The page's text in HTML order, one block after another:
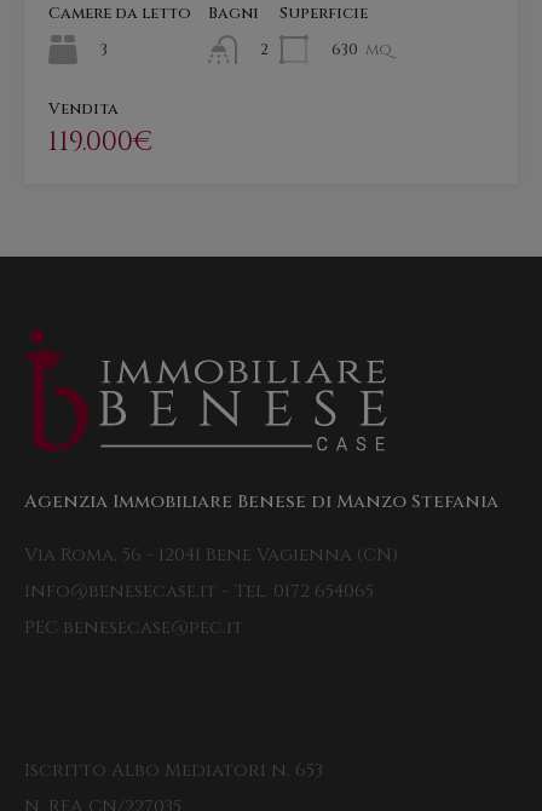
Camere da letto
3
Bagni
2
Superficie
630 mq
Vendita
119.000€
Agenzia Immobiliare Benese di Manzo Stefania
Via Roma, 56 - 12041 Bene Vagienna (CN)
info@benesecase.it - Tel. 0172 654065
PEC benesecase@pec.it
Iscritto Albo Mediatori n. 653